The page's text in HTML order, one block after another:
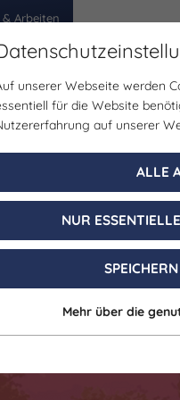
& Arbeiten
Erlebnisse
Spiele/Treffen |
Jahre
22.
unserer Webseite werden
für die Website
auf unserer
ALLE
NUR
SPEICHERN
Mehr über die